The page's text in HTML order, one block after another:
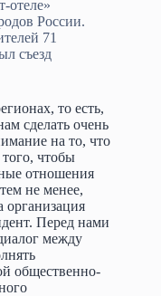
отеле»
России.
71
съезд
то есть,
сделать очень
на то, что
того, чтобы
отношения
не менее,
организация
Перед нами
между
общественно-